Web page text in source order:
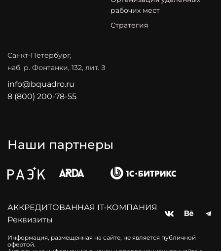
Санкт-Петербург,
наб. р. Фонтанки, 132, лит. З
info@bquadro.ru
8 (800) 200-78-55
рабочих мест
Стратегия
Наши партнеры
АККPЕДИТОВАННАЯ IT‑КОМПАНИЯ
Реквизиты
Информация, размещенная на сайте, не является публичной
офертой.